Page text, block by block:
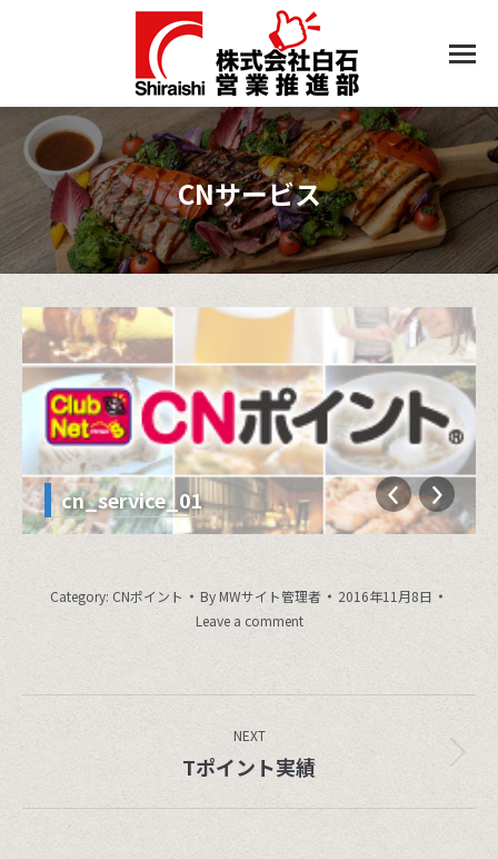
CNサービス
cn_service_01
Category: CNポイント By MWサイト管理者
2016年11月8日
Leave a comment
NEXT
Next
Tポイント実績